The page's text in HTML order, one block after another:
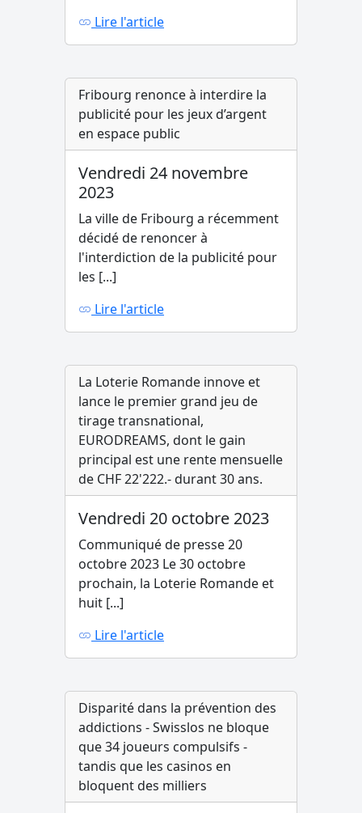
Lire l'article
Fribourg renonce à interdire la
publicité pour les jeux d’argent
en espace public
Vendredi 24 novembre
2023
La ville de Fribourg a récemment
décidé de renoncer à
l'interdiction de la publicité pour
les [...]
Lire l'article
La Loterie Romande innove et
lance le premier grand jeu de
tirage transnational,
EURODREAMS, dont le gain
principal est une rente mensuelle
de CHF 22'222.- durant 30 ans.
Vendredi 20 octobre 2023
Communiqué de presse 20
octobre 2023 Le 30 octobre
prochain, la Loterie Romande et
huit [...]
Lire l'article
Disparité dans la prévention des
addictions - Swisslos ne bloque
que 34 joueurs compulsifs -
tandis que les casinos en
bloquent des milliers